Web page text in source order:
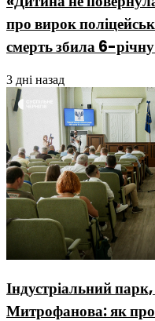
про вирок
смерть збила 6-
3 дні назад
Індустріальний
Митрофанова: як